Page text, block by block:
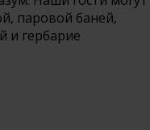
паровой баней,
и гербарие